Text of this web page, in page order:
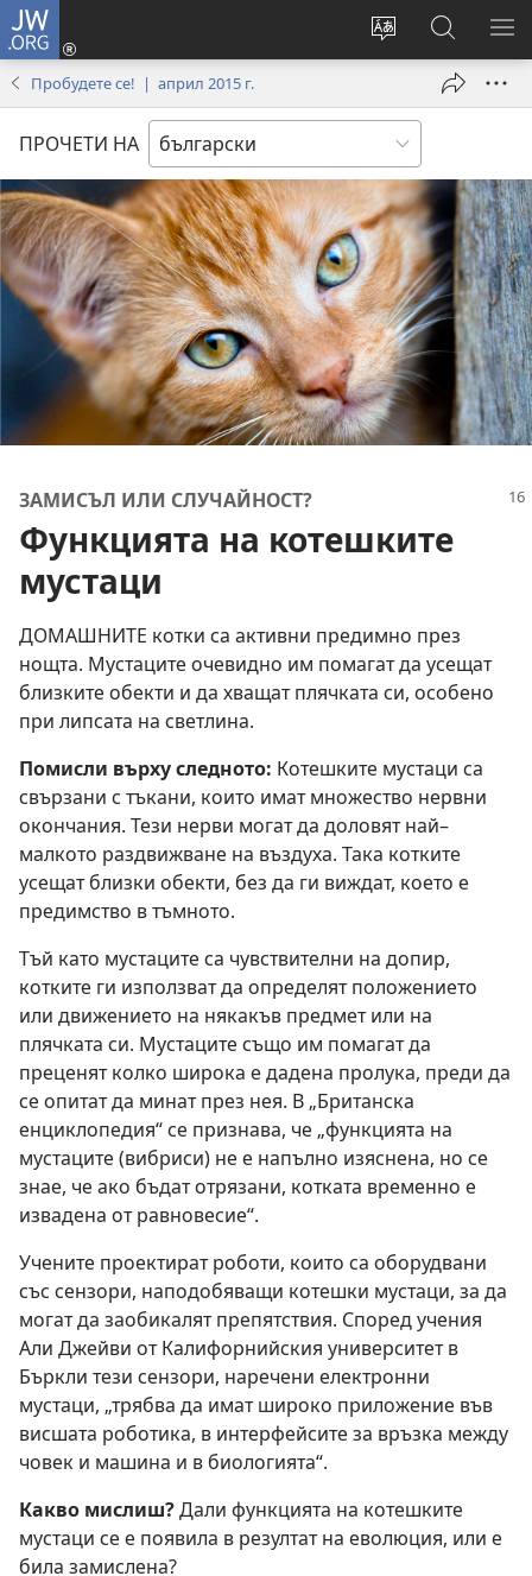
JW.ORG
Смени
сайта
Влез
(отваря
прозорец)
Търсене
в
JW.ORG
Пробудете се! | април 2015 г.
ПРОЧЕТИ НА
ЗАМИСЪЛ ИЛИ СЛУЧАЙНОСТ?
Функцията на котешките
мустаци
ДОМАШНИТЕ котки са активни предимно през
нощта. Мустаците очевидно им помагат да усещат
близките обекти и да хващат плячката си, особено
при липсата на светлина.
Помисли върху следното: Котешките мустаци са
свързани с тъкани, които имат множество нервни
окончания. Тези нерви могат да доловят най–
малкото раздвижване на въздуха. Така котките
усещат близки обекти, без да ги виждат, което е
предимство в тъмното.
Тъй като мустаците са чувствителни на допир,
котките ги използват да определят положението
или движението на някакъв предмет или на
плячката си. Мустаците също им помагат да
преценят колко широка е дадена пролука, преди да
се опитат да минат през нея. В „Британска
енциклопедия“ се признава, че „функцията на
мустаците (вибриси) не е напълно изяснена, но се
знае, че ако бъдат отрязани, котката временно е
извадена от равновесие“.
Учените проектират роботи, които са оборудвани
със сензори, наподобяващи котешки мустаци, за да
могат да заобикалят препятствия. Според учения
Али Джейви от Калифорнийския университет в
Бъркли тези сензори, наречени електронни
мустаци, „трябва да имат широко приложение във
висшата роботика, в интерфейсите за връзка между
човек и машина и в биологията“.
Какво мислиш?Дали функцията на котешките
мустаци се е появила в резултат на еволюция, или е
била замислена?